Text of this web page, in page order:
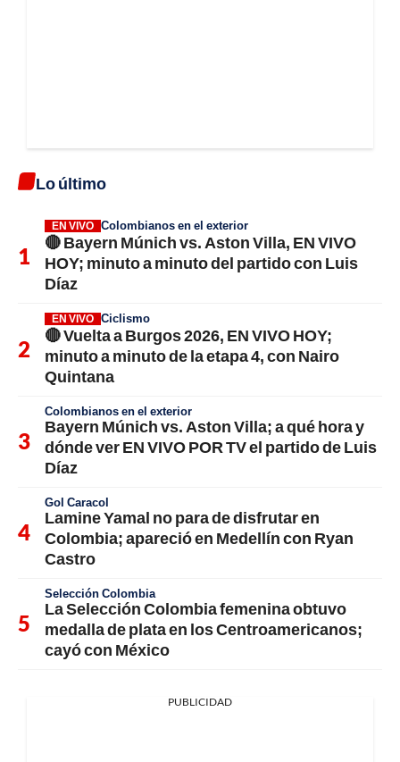
Lo último
EN VIVO Colombianos en el exterior
🔴 Bayern Múnich vs. Aston Villa, EN VIVO
HOY; minuto a minuto del partido con Luis
Díaz
EN VIVO Ciclismo
🔴 Vuelta a Burgos 2026, EN VIVO HOY;
minuto a minuto de la etapa 4, con Nairo
Quintana
Colombianos en el exterior
Bayern Múnich vs. Aston Villa; a qué hora y
dónde ver EN VIVO POR TV el partido de Luis
Díaz
Gol Caracol
Lamine Yamal no para de disfrutar en
Colombia; apareció en Medellín con Ryan
Castro
Selección Colombia
La Selección Colombia femenina obtuvo
medalla de plata en los Centroamericanos;
cayó con México
PUBLICIDAD